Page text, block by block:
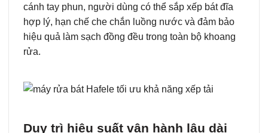
cánh tay phun, người dùng có thể sắp xếp bát đĩa
hợp lý, hạn chế che chắn luồng nước và đảm bảo
hiệu quả làm sạch đồng đều trong toàn bộ khoang
rửa.
Duy trì hiệu suất vận hành lâu dài